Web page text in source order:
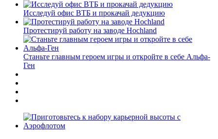
Исследуй офис ВТБ и прокачай дедукцию
Протестируй работу на заводе Hochland
Станьте главным героем игры и откройте в себе Альфа-
Ген